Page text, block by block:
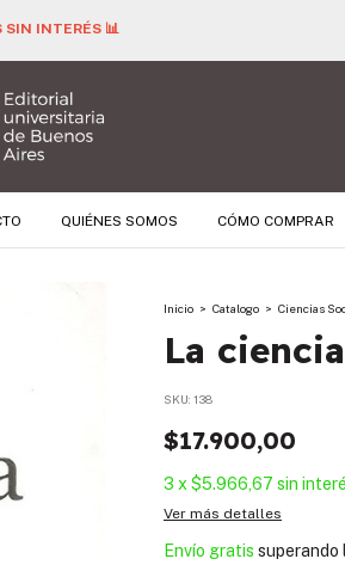
SIN INTERÉS 📊
QUIÉNES SOMOS CÓMO COMPRAR
Inicio > Catalogo > Ciencias
La
SKU: 138
$17.900,00
3 x $5.966,67 sin
Ver más detalles
Envío gratis superando